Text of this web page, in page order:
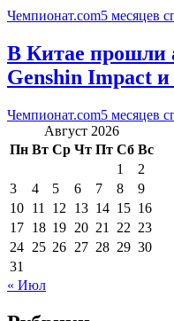
Чемпионат.com5 месяцев
В Китае прошли
Genshin Impact
Чемпионат.com5 месяцев
Август 2026
Пн Вт Ср Чт Пт Сб Вс
1
2
3
4 5 6 7 8
9
10 11 12 13 14 15 16
17 18 19 20 21 22 23
24 25 26 27 28 29 30
31
« Июл